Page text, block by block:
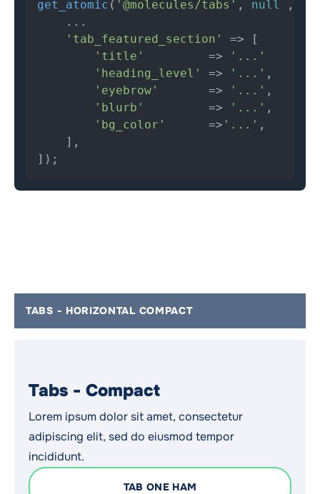
get_atomic ( '@molecules/tabs' , null
,[
    ...
'tab_featured_section'
=> [
'title'
         =>
'...'
'heading_level'
=> '...' ,
'eyebrow'
       =>
'...' ,
'blurb'
         =>
'...' ,
'bg_color'
      =>
'...' ,
    ],
]);
TABS - HORIZONTAL COMPACT
Tabs - Compact
Lorem ipsum dolor sit amet, consectetur
adipiscing elit, sed do eiusmod tempor
incididunt.
TAB ONE HAM